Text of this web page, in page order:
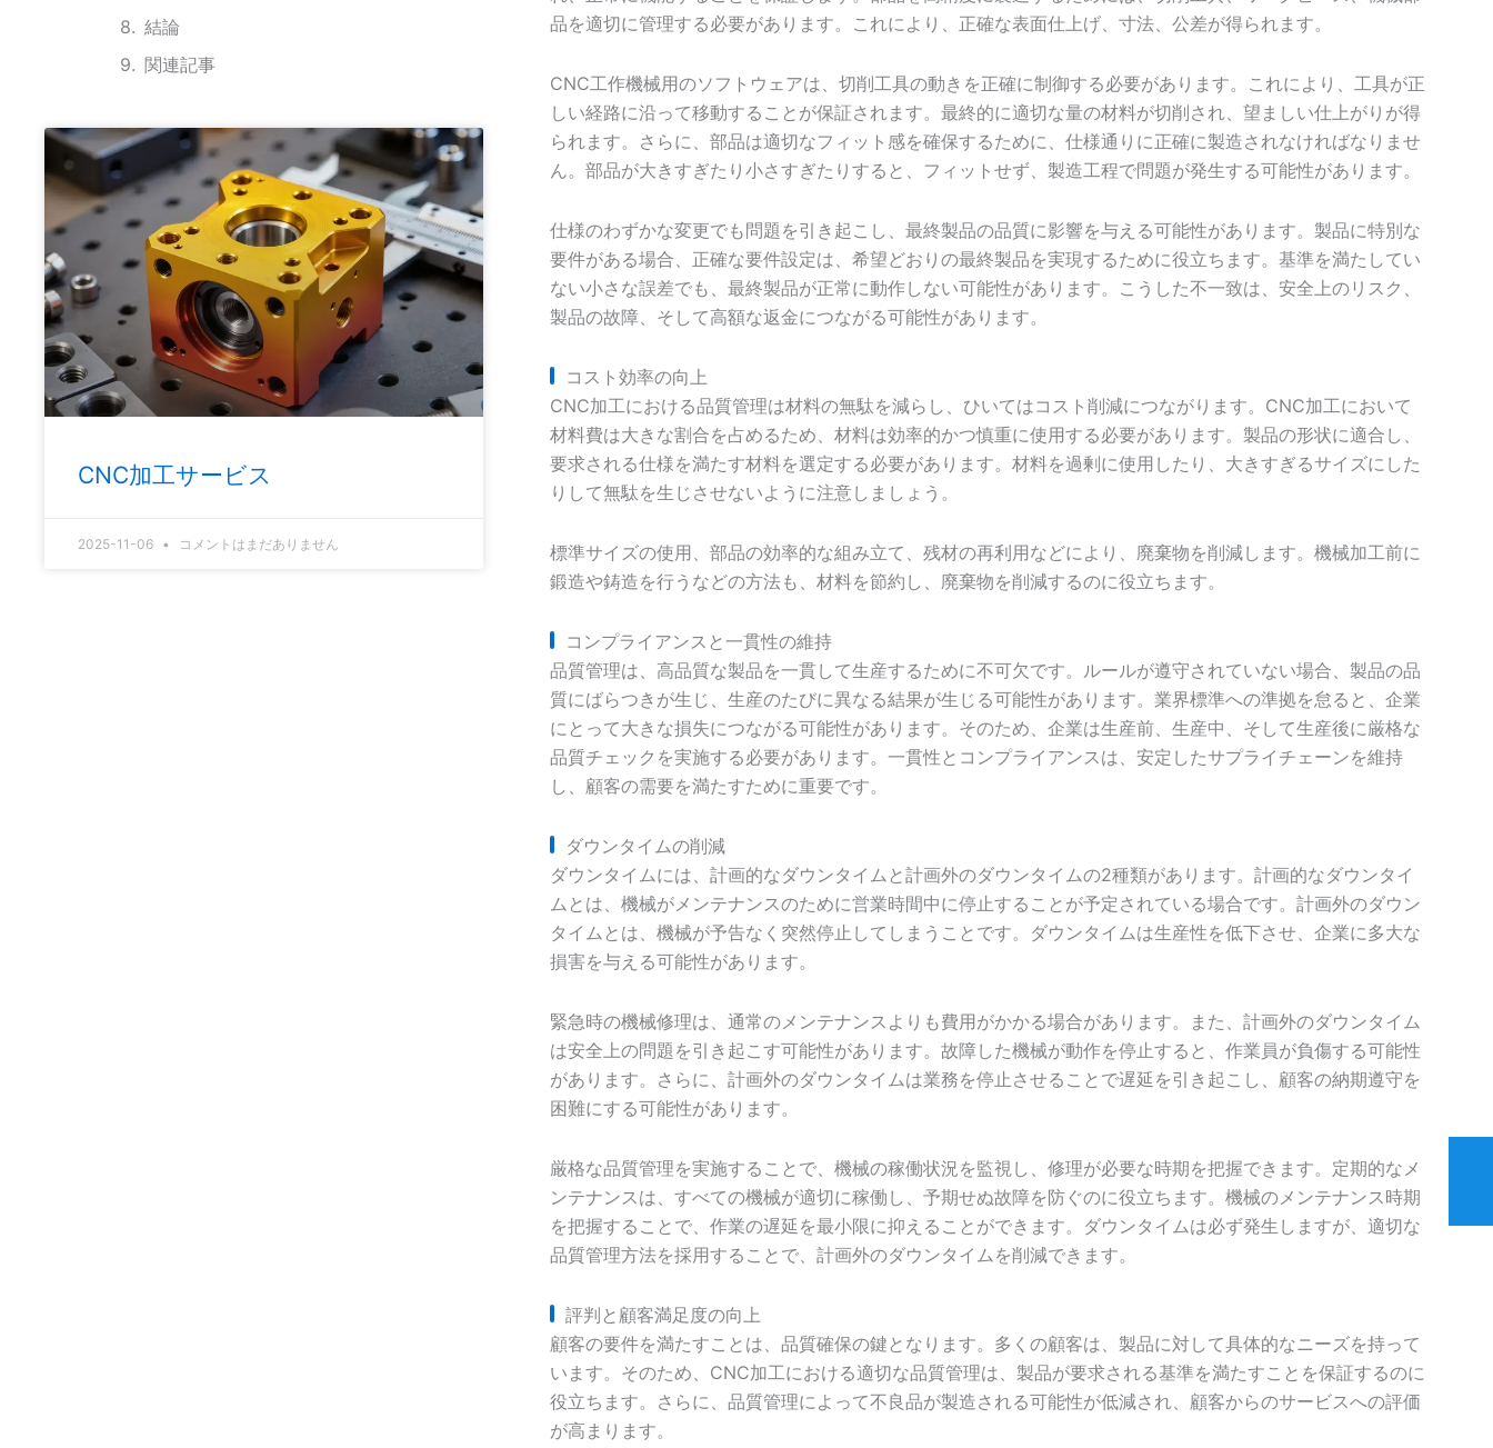
結論
関連記事
CNC加工サービス
2025-11-06 コメントはまだありません
品を適切に管理する必要があります。これにより、正確な表面仕上げ、寸法、公差が得られます。
CNC工作機械用のソフトウェアは、切削工具の動きを正確に制御する必要があります。これにより、工具が正
しい経路に沿って移動することが保証されます。最終的に適切な量の材料が切削され、望ましい仕上がりが得
られます。さらに、部品は適切なフィット感を確保するために、仕様通りに正確に製造されなければなりませ
ん。部品が大きすぎたり小さすぎたりすると、フィットせず、製造工程で問題が発生する可能性があります。
仕様のわずかな変更でも問題を引き起こし、最終製品の品質に影響を与える可能性があります。製品に特別な
要件がある場合、正確な要件設定は、希望どおりの最終製品を実現するために役立ちます。基準を満たしてい
ない小さな誤差でも、最終製品が正常に動作しない可能性があります。こうした不一致は、安全上のリスク、
製品の故障、そして高額な返金につながる可能性があります。
コスト効率の向上
CNC加工における品質管理は材料の無駄を減らし、ひいてはコスト削減につながります。CNC加工において
材料費は大きな割合を占めるため、材料は効率的かつ慎重に使用する必要があります。製品の形状に適合し、
要求される仕様を満たす材料を選定する必要があります。材料を過剰に使用したり、大きすぎるサイズにした
りして無駄を生じさせないように注意しましょう。
標準サイズの使用、部品の効率的な組み立て、残材の再利用などにより、廃棄物を削減します。機械加工前に
鍛造や鋳造を行うなどの方法も、材料を節約し、廃棄物を削減するのに役立ちます。
コンプライアンスと一貫性の維持
品質管理は、高品質な製品を一貫して生産するために不可欠です。ルールが遵守されていない場合、製品の品
質にばらつきが生じ、生産のたびに異なる結果が生じる可能性があります。業界標準への準拠を怠ると、企業
にとって大きな損失につながる可能性があります。そのため、企業は生産前、生産中、そして生産後に厳格な
品質チェックを実施する必要があります。一貫性とコンプライアンスは、安定したサプライチェーンを維持
し、顧客の需要を満たすために重要です。
ダウンタイムの削減
ダウンタイムには、計画的なダウンタイムと計画外のダウンタイムの2種類があります。計画的なダウンタイ
ムとは、機械がメンテナンスのために営業時間中に停止することが予定されている場合です。計画外のダウン
タイムとは、機械が予告なく突然停止してしまうことです。ダウンタイムは生産性を低下させ、企業に多大な
損害を与える可能性があります。
緊急時の機械修理は、通常のメンテナンスよりも費用がかかる場合があります。また、計画外のダウンタイム
は安全上の問題を引き起こす可能性があります。故障した機械が動作を停止すると、作業員が負傷する可能性
があります。さらに、計画外のダウンタイムは業務を停止させることで遅延を引き起こし、顧客の納期遵守を
困難にする可能性があります。
厳格な品質管理を実施することで、機械の稼働状況を監視し、修理が必要な時期を把握できます。定期的なメ
ンテナンスは、すべての機械が適切に稼働し、予期せぬ故障を防ぐのに役立ちます。機械のメンテナンス時期
を把握することで、作業の遅延を最小限に抑えることができます。ダウンタイムは必ず発生しますが、適切な
品質管理方法を採用することで、計画外のダウンタイムを削減できます。
評判と顧客満足度の向上
顧客の要件を満たすことは、品質確保の鍵となります。多くの顧客は、製品に対して具体的なニーズを持って
います。そのため、CNC加工における適切な品質管理は、製品が要求される基準を満たすことを保証するのに
役立ちます。さらに、品質管理によって不良品が製造される可能性が低減され、顧客からのサービスへの評価
が高まります。